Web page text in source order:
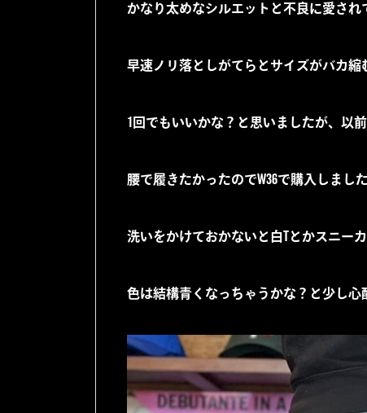
かなり太めなシルエットと不良に愛され
早速ノリ落としがてらとサイズがバカ縮
1回でもいいかな？と思いましたが、以
腰で履きたかったのでW36で購入しまし
洗いをかけておかないと白Tとかスニー
色は結構青くなっちゃうかな？と少し